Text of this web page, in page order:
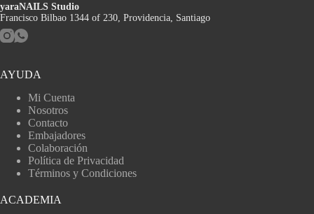
yaraNAILS Studio
Francisco Bilbao 1344 of 230, Providencia, Santiago
AYUDA
Mi Cuenta
Nosotros
Contacto
Embajadores
Colaboración
Política de Privacidad
Términos y Condiciones
ACADEMIA